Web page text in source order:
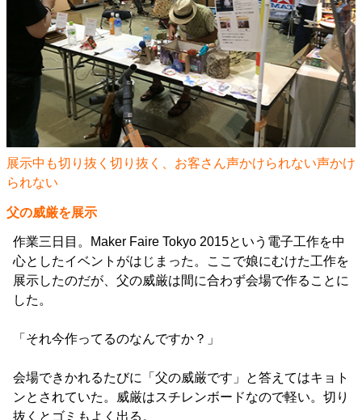
展示中も切り抜く切り抜く、お客さん声かけられない声かけ
られない
父の威厳を展示
作業三日目。Maker Faire Tokyo 2015という電子工作を中
心としたイベントがはじまった。ここで娘にむけた工作を
展示したのだが、父の威厳は間に合わず会場で作ることに
した。
「それ今作ってるのなんですか？」
会場できかれるたびに「父の威厳です」と答えてはキョト
ンとされていた。威厳はスチレンボードなので軽い。切り
抜くとゴミもよく出る。